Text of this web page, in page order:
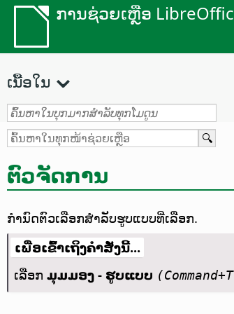
ການຊ່ວຍເຫຼືອ
ເນື້ອໃນ
ຕົວຈັດການ
ກຳນົດຕົວເລືອກສຳລັບຮູບແບບທີ່ເລືອກ.
ເພື່ອເຂົ້າເຖິງຄຳສັ່ງນີ້...
ເລືອກ ມຸມມອງ - ຮູບແບບ